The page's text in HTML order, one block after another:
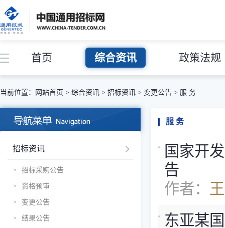
首页 综合资讯 政策法规
当前位置： 网站首页 > 综合资讯 > 招标资讯 > 变更公告 > 服 务
招标资讯
招标采购公告
资格预审
变更公告
结果公告
服 务
国家开
告
作者：
东亚某